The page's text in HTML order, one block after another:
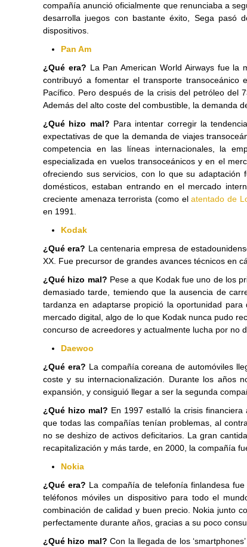
compañía anunció oficialmente que renunciaba a
desarrolla juegos con bastante éxito, Sega pasó
dispositivos.
Pan Am
¿Qué era? La Pan American World Airways fue la
contribuyó a fomentar el transporte transoceánico
Pacífico. Pero después de la crisis del petróleo del
Además del alto coste del combustible, la demanda
¿Qué hizo mal? Para intentar corregir la
expectativas de que la demanda de viajes
competencia en las líneas internacionales, la
especializada en vuelos transoceánicos y en el
ofreciendo sus servicios, con lo que su
domésticos, estaban entrando en el mercado
creciente amenaza terrorista (como elatentado de
en 1991.
Kodak
¿Qué era? La centenaria empresa de
XX. Fue precursor de grandes avances técnicos en
¿Qué hizo mal? Pese a que Kodak fue uno de los
demasiado tarde, temiendo que la ausencia de
tardanza en adaptarse propició la oportunidad para
mercado digital, algo de lo que Kodak nunca pudo
concurso de acreedores y actualmente lucha por no
Daewoo
¿Qué era? La compañía coreana de automóviles
coste y su internacionalización. Durante los años
expansión, y consiguió llegar a ser la segunda
¿Qué hizo mal? En 1997 estalló la crisis
que todas las compañías tenían problemas, al
no se deshizo de activos deficitarios. La gran
recapitalización y más tarde, en 2000, la compañía
Nokia
¿Qué era? La compañía de telefonía finlandesa
teléfonos móviles un dispositivo para todo el
combinación de calidad y buen precio. Nokia junto
perfectamente durante años, gracias a su poco
¿Qué hizo mal? Con la llegada de los